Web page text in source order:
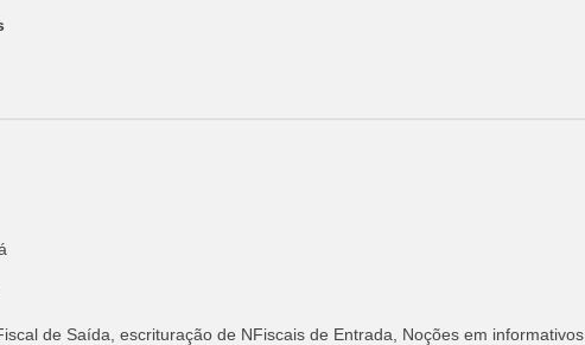
de Saída, escrituração de NFiscais de Entrada, Noções em